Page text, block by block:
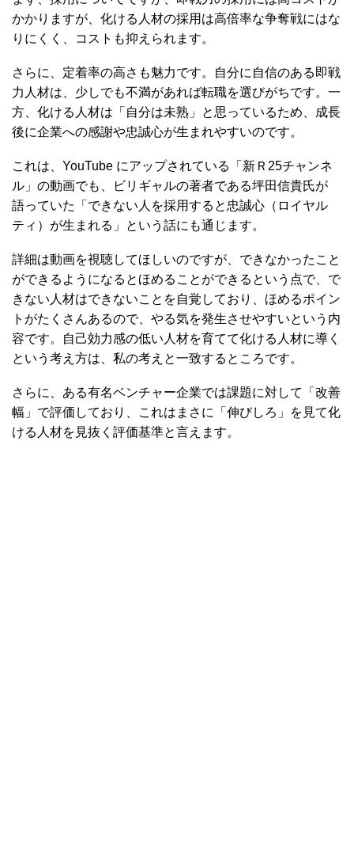
かかりますが、化ける人材の採用は高倍率な争奪戦にはな
りにくく、コストも抑えられます。
さらに、定着率の高さも魅力です。自分に自信のある即戦
力人材は、少しでも不満があれば転職を選びがちです。一
方、化ける人材は「自分は未熟」と思っているため、成長
後に企業への感謝や忠誠心が生まれやすいのです。
これは、YouTube にアップされている「新Ｒ25チャンネ
ル」の動画でも、ビリギャルの著者である坪田信貴氏が
語っていた「できない人を採用すると忠誠心（ロイヤル
ティ）が生まれる」という話にも通じます。
詳細は動画を視聴してほしいのですが、できなかったこと
ができるようになるとほめることができるという点で、で
きない人材はできないことを自覚しており、ほめるポイン
トがたくさんあるので、やる気を発生させやすいという内
容です。自己効力感の低い人材を育てて化ける人材に導く
という考え方は、私の考えと一致するところです。
さらに、ある有名ベンチャー企業では課題に対して「改善
幅」で評価しており、これはまさに「伸びしろ」を見て化
ける人材を見抜く評価基準と言えます。